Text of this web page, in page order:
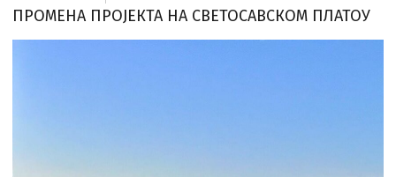
ПРОМЕНА ПРОЈЕКТА НА СВЕТОСАВСКОМ ПЛАТОУ